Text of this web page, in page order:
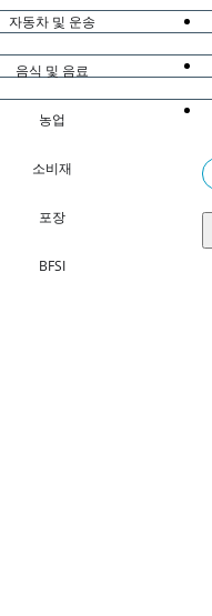
자동차 및 운송
음식 및 음료
농업
소비재
포장
BFSI